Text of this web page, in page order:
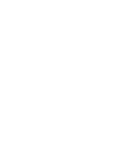
liczba recenzji: